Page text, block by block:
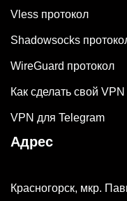
Vless протокол
Shadowsocks
WireGuard протокол
Как сделать свой VPN
VPN для Telegram
Адрес
Красногорск, мкр.